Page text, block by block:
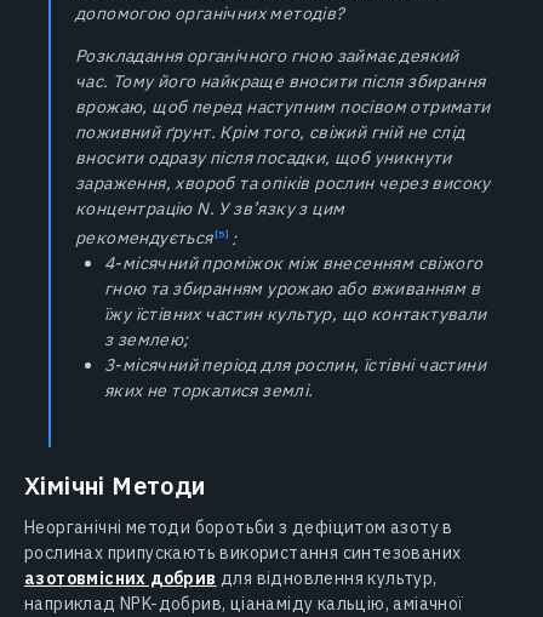
допомогою органічних методів?
Розкладання органічного гною займає деякий
час. Тому його найкраще вносити після збирання
врожаю, щоб перед наступним посівом отримати
поживний ґрунт. Крім того, свіжий гній не слід
вносити одразу після посадки, щоб уникнути
зараження, хвороб та опіків рослин через високу
концентрацію N. У зв’язку з цим
рекомендується
:
4-місячний проміжок між внесенням свіжого
гною та збиранням урожаю або вживанням в
їжу їстівних частин культур, що контактували
з землею;
3-місячний період для рослин, їстівні частини
яких не торкалися землі.
Хімічні Методи
Неорганічні методи боротьби з дефіцитом азоту в
рослинах припускають використання синтезованих
азотовмісних добрив для відновлення культур,
наприклад NPK-добрив, ціанаміду кальцію, аміачної